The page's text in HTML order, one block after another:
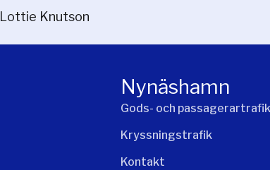
Lottie Knutson
Nynäshamn
Gods- och passagerartrafik
Kryssningstrafik
Kontakt